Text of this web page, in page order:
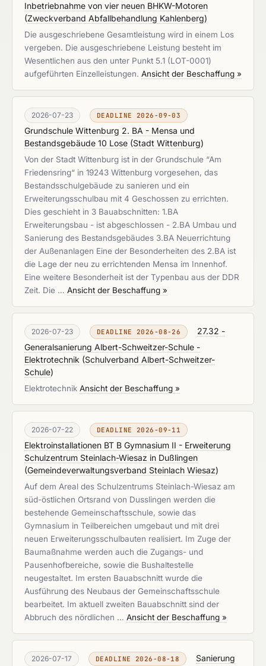
Inbetriebnahme von vier neuen BHKW-Motoren
(Zweckverband Abfallbehandlung Kahlenberg)
Die ausgeschriebene Gesamtleistung wird in einem Los
vergeben. Die ausgeschriebene Leistung besteht im
Wesentlichen aus den unter Punkt 5.1 (LOT-0001)
aufgeführten Einzelleistungen. Ansicht der Beschaffung »
2026-07-23 DEADLINE 2026-09-03
Grundschule Wittenburg 2. BA - Mensa und
Bestandsgebäude 10 Lose (Stadt Wittenburg)
Von der Stadt Wittenburg ist in der Grundschule “Am
Friedensring“ in 19243 Wittenburg vorgesehen, das
Bestandsschulgebäude zu sanieren und ein
Erweiterungsschulbau mit 4 Geschossen zu errichten.
Dies geschieht in 3 Bauabschnitten: 1.BA
Erweiterungsbau - ist abgeschlossen - 2.BA Umbau und
Sanierung des Bestandsgebäudes 3.BA Neuerrichtung
der Außenanlagen Eine der Besonderheiten des 2.BA ist
die Lage der neu zu errichtenden Mensa im Innenhof.
Eine weitere Besonderheit ist der Typenbau aus der DDR
Zeit. Die … Ansicht der Beschaffung »
2026-07-23 DEADLINE 2026-08-26
27.32 -
Generalsanierung Albert-Schweitzer-Schule -
Elektrotechnik (Schulverband Albert-Schweitzer-
Schule)
Elektrotechnik Ansicht der Beschaffung »
2026-07-22 DEADLINE 2026-09-11
Elektroinstallationen BT B Gymnasium II - Erweiterung
Schulzentrum Steinlach-Wiesaz in Dußlingen
(Gemeindeverwaltungsverband Steinlach Wiesaz)
Auf dem Areal des Schulzentrums Steinlach-Wiesaz am
süd-östlichen Ortsrand von Dusslingen werden die
bestehende Gemeinschaftsschule, sowie das
Gymnasium in Teilbereichen umgebaut und mit drei
neuen Erweiterungsschulbauten realisiert. Im Zuge der
Baumaßnahme werden auch die Zugangs- und
Pausenhofbereiche, sowie die Bushaltestelle
neugestaltet. Im ersten Bauabschnitt wurde die
Ausführung des Neubaus der Gemeinschaftsschule
bearbeitet. Im aktuell zweiten Bauabschnitt sind der
Abbruch des nördlichen … Ansicht der Beschaffung »
2026-07-17 DEADLINE 2026-08-18
Sanierung